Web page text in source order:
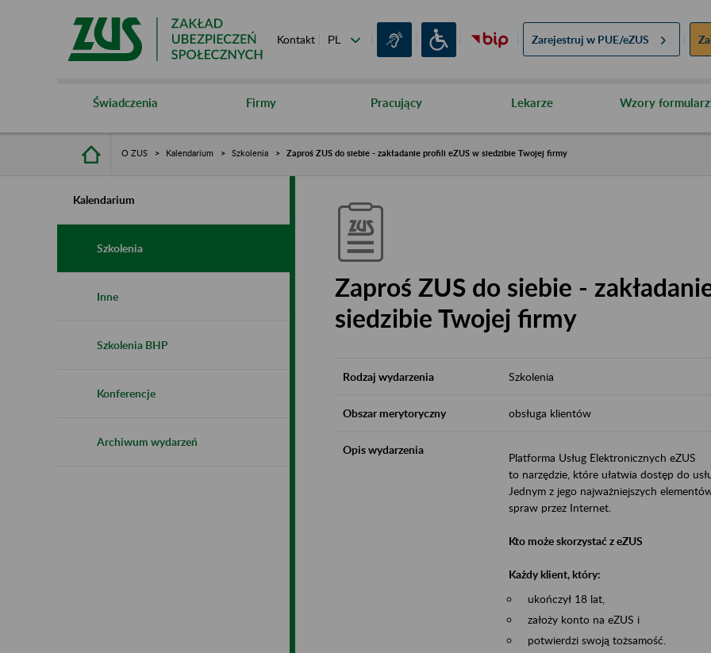
Kontakt Zarejestruj w PUE/eZUS
Świadczenia Firmy Pracujący Lekarze Wzory
O ZUS Kalendarium Szkolenia Zaproś ZUS do siebie - zakładanie profili eZUS w siedzibie Twojej firmy
Kalendarium
Szkolenia
Inne
Szkolenia BHP
Konferencje
Archiwum wydarzeń
Zaproś ZUS do siebie -
siedzibie Twojej firmy
Rodzaj wydarzenia Szkolenia
Obszar merytoryczny obsługa klientów
Opis wydarzenia
Platforma Usług Elektronicznych eZUS
to narzędzie, które ułatwia dostęp do
Jednym z jego najważniejszych
spraw przez Internet.
Kto może skorzystać z eZUS
Każdy klient, który:
ukończył 18 lat,
założy konto na eZUS i
potwierdzi swoją tożsamość.